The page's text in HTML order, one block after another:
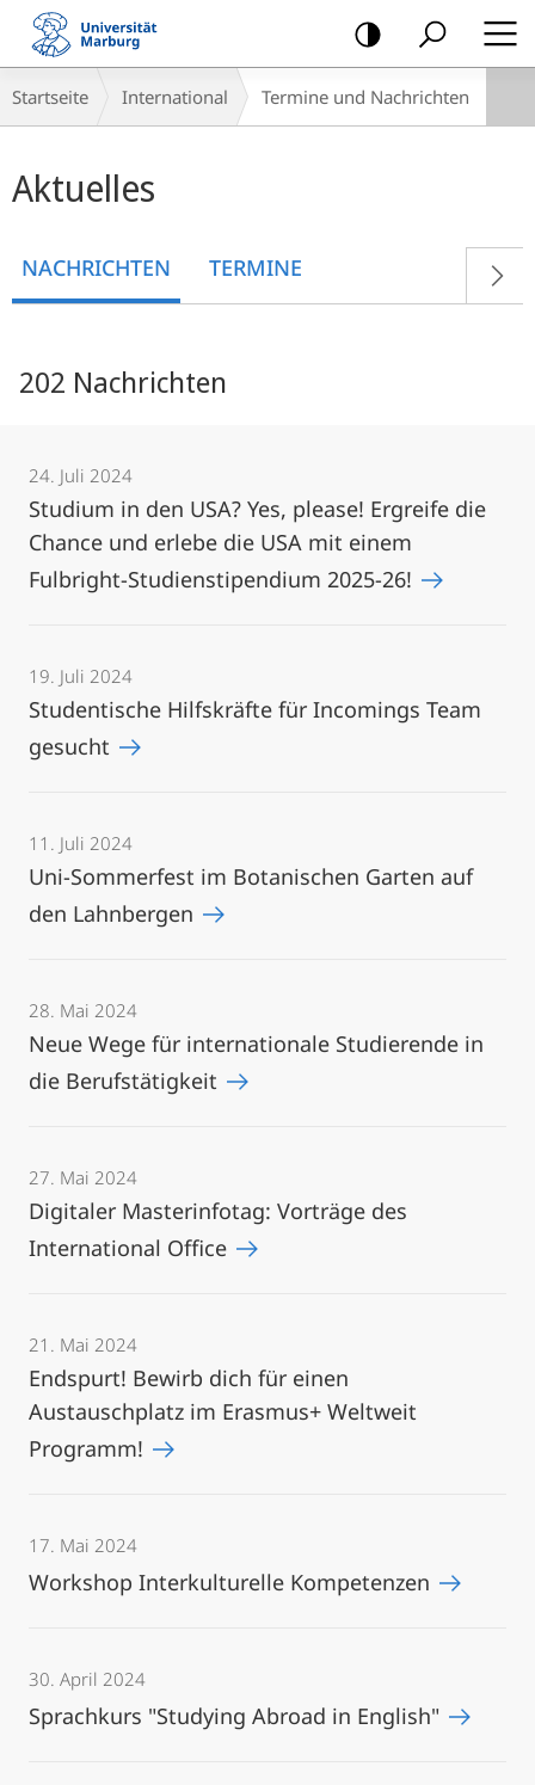
Mobile-
Navigation
Breadcrumb-
Navigation
Startseite International Termine und Nachrichten
Aktuelles
NACHRICHTEN TERMINE
202 Nachrichten
24. Juli 2024
Studium in den USA? Yes, please! Ergreife die
Chance und erlebe die USA mit einem
Fulbright-Studienstipendium 2025-26!
19. Juli 2024
Studentische Hilfskräfte für Incomings Team
gesucht
11. Juli 2024
Uni-Sommerfest im Botanischen Garten auf
den Lahnbergen
28. Mai 2024
Neue Wege für internationale Studierende in
die Berufstätigkeit
27. Mai 2024
Digitaler Masterinfotag: Vorträge des
International Office
21. Mai 2024
Endspurt! Bewirb dich für einen
Austauschplatz im Erasmus+ Weltweit
Programm!
17. Mai 2024
Workshop Interkulturelle Kompetenzen
30. April 2024
Sprachkurs "Studying Abroad in English"